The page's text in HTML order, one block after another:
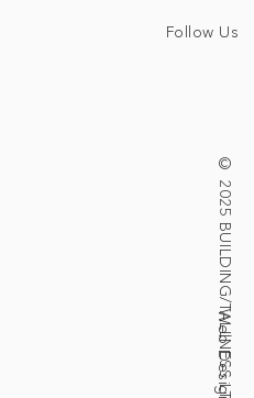
© 2025 BUILDING/TALLNESS LTD.
Follow Us